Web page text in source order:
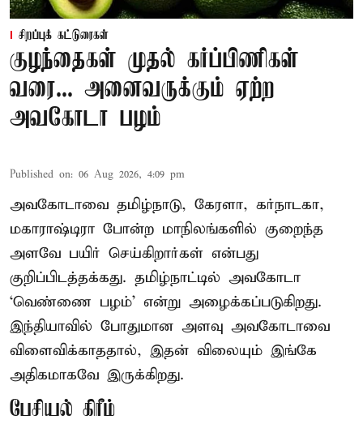
சிறப்புக் கட்டுரைகள்
குழந்தைகள் முதல் கர்ப்பிணிகள்
வரை... அனைவருக்கும் ஏற்ற
அவகோடா பழம்
Published on: 06 Aug 2026, 4:09 pm
அவகோடாவை தமிழ்நாடு, கேரளா, கர்நாடகா,
மகாராஷ்டிரா போன்ற மாநிலங்களில் குறைந்த
அளவே பயிர் செய்கிறார்கள் என்பது
குறிப்பிடத்தக்கது. தமிழ்நாட்டில் அவகோடா
‘வெண்ணை பழம்’ என்று அழைக்கப்படுகிறது.
இந்தியாவில் போதுமான அளவு அவகோடாவை
விளைவிக்காததால், இதன் விலையும் இங்கே
அதிகமாகவே இருக்கிறது.
பேசியல் கிரீம்